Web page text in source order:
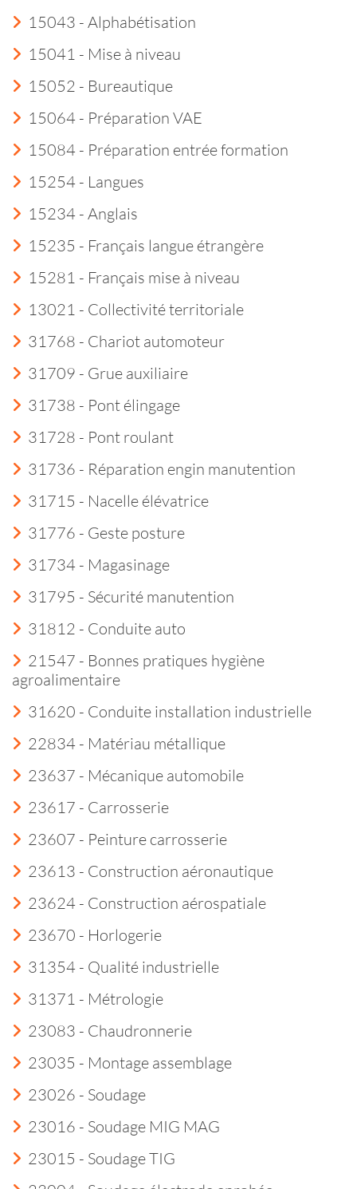
15043 - Alphabétisation
15041 - Mise à niveau
15052 - Bureautique
15064 - Préparation VAE
15084 - Préparation entrée formation
15254 - Langues
15234 - Anglais
15235 - Français langue étrangère
15281 - Français mise à niveau
13021 - Collectivité territoriale
31768 - Chariot automoteur
31709 - Grue auxiliaire
31738 - Pont élingage
31728 - Pont roulant
31736 - Réparation engin manutention
31715 - Nacelle élévatrice
31776 - Geste posture
31734 - Magasinage
31795 - Sécurité manutention
31812 - Conduite auto
21547 - Bonnes pratiques hygiène
agroalimentaire
31620 - Conduite installation industrielle
22834 - Matériau métallique
23637 - Mécanique automobile
23617 - Carrosserie
23607 - Peinture carrosserie
23613 - Construction aéronautique
23624 - Construction aérospatiale
23670 - Horlogerie
31354 - Qualité industrielle
31371 - Métrologie
23083 - Chaudronnerie
23035 - Montage assemblage
23026 - Soudage
23016 - Soudage MIG MAG
23015 - Soudage TIG